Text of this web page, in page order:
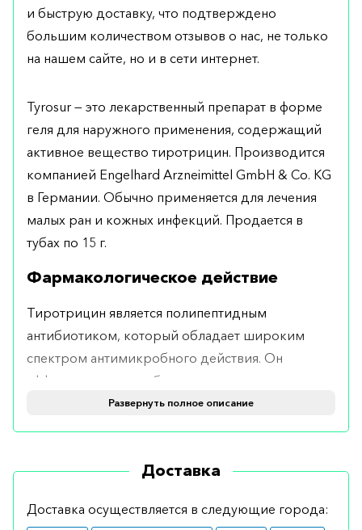
и быструю доставку, что подтверждено
большим количеством отзывов о нас, не только
на нашем сайте, но и в сети интернет.
Tyrosur — это лекарственный препарат в форме
геля для наружного применения, содержащий
активное вещество тиротрицин. Производится
компанией Engelhard Arzneimittel GmbH & Co. KG
в Германии. Обычно применяется для лечения
малых ран и кожных инфекций. Продается в
тубах по 15 г.
Фармакологическое действие
Тиротрицин является полипептидным
антибиотиком, который обладает широким
спектром антимикробного действия. Он
эффективен против большинства
грамположительных и грамотрицательных
синтеза белка микроорганизмов, что ведет к их
процесс заживления ран и предотвращает
Развернуть полное описание
Доставка
Доставка осуществляется в следующие города: